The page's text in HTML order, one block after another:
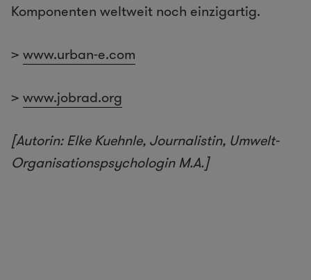
Komponenten weltweit noch einzigartig.
> www.urban-e.com
> www.jobrad.org
[Autorin: Elke Kuehnle, Journalistin, Umwelt-
Organisationspsychologin M.A.]